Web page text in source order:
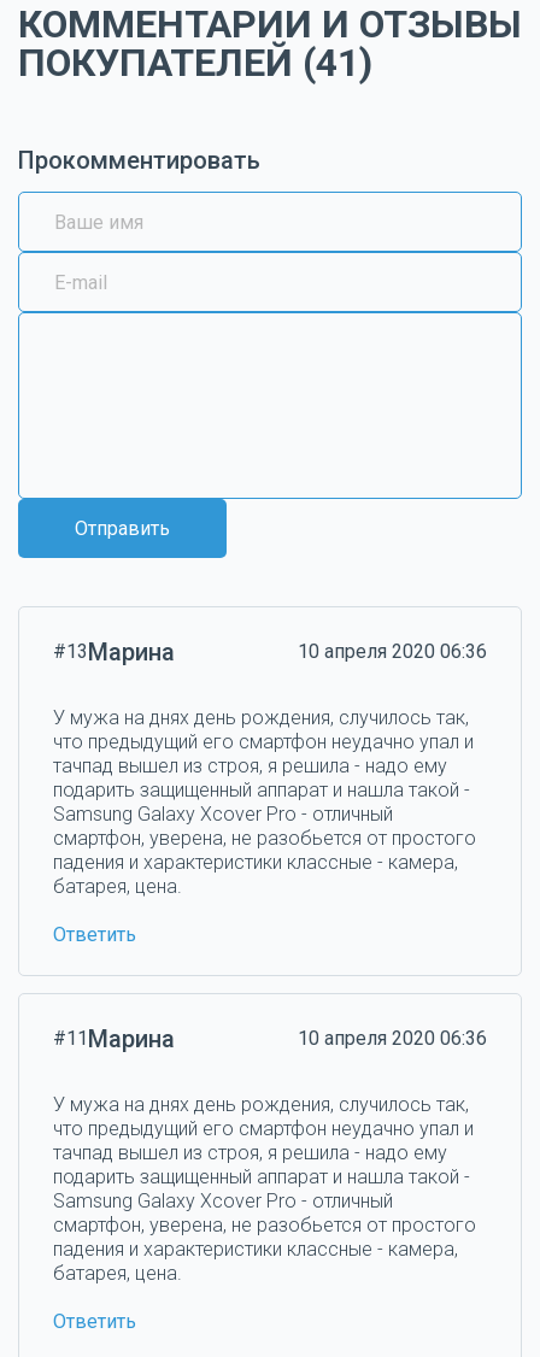
КОММЕНТАРИИ И ОТЗЫВЫ
ПОКУПАТЕЛЕЙ (41)
Прокомментировать
Отправить
#13Марина 10 апреля 2020 06:36
У мужа на днях день рождения, случилось так,
что предыдущий его смартфон неудачно упал и
тачпад вышел из строя, я решила - надо ему
подарить защищенный аппарат и нашла такой -
Samsung Galaxy Xcover Pro - отличный
смартфон, уверена, не разобьется от простого
падения и характеристики классные - камера,
батарея, цена.
Ответить
#11Марина 10 апреля 2020 06:36
У мужа на днях день рождения, случилось так,
что предыдущий его смартфон неудачно упал и
тачпад вышел из строя, я решила - надо ему
подарить защищенный аппарат и нашла такой -
Samsung Galaxy Xcover Pro - отличный
смартфон, уверена, не разобьется от простого
падения и характеристики классные - камера,
батарея, цена.
Ответить